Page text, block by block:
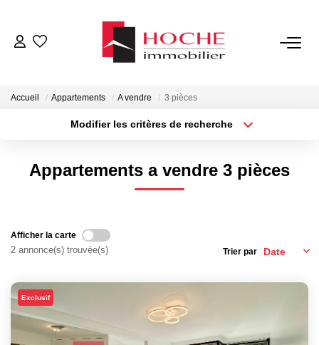
CONTACT
EXTRANET
Accueil Appartements A vendre 3 pièces
Modifier les critères de recherche
Sélectionnez...
Type de bien
Créer une alerte
Appartements a vendre 3 pièces
Afficher la carte
2 annonce(s) trouvée(s) Trier par
Exclusif